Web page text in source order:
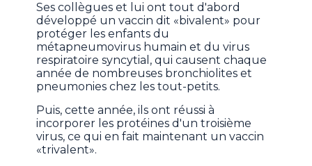
Ses collègues et lui ont tout d'abord
développé un vaccin dit «bivalent» pour
protéger les enfants du
métapneumovirus humain et du virus
respiratoire syncytial, qui causent chaque
année de nombreuses bronchiolites et
pneumonies chez les tout-petits.
Puis, cette année, ils ont réussi à
incorporer les protéines d'un troisième
virus, ce qui en fait maintenant un vaccin
«trivalent».